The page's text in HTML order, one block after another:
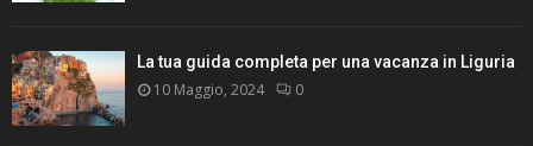
La tua guida completa per una vacanza in Liguria
10 Maggio, 2024 0